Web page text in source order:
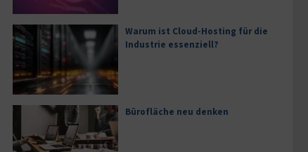
Warum ist Cloud-Hosting für die
Industrie essenziell?
Bürofläche neu denken